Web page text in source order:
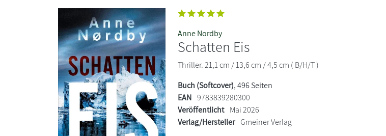
Anne Nordby
Schatten Eis
Thriller. 21,1 cm / 13,6 cm / 4,5 cm ( B/H/T )
Buch (Softcover), 496 Seiten
EAN 9783839280300
Veröffentlicht Mai 2026
Verlag/Hersteller Gmeiner Verlag